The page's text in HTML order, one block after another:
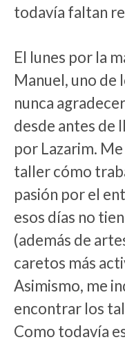
todavía faltan
El lunes por la
Manuel, uno de
nunca
desde antes de
por Lazarim.
taller cómo
pasión por el
esos días no
(además de
caretos más
Asimismo, me
encontrar los
Como todavía